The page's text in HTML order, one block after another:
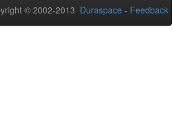
© 2002-2013 Duraspace - Feedback